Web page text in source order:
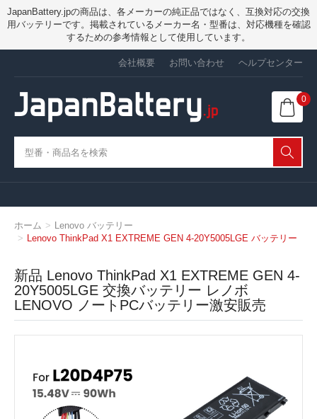
JapanBattery.jpの商品は、各メーカーの純正品ではなく、互換対応の交換
用バッテリーです。掲載されているメーカー名・型番は、対応機種を確認
するための参考情報として使用しています。
会社概要 お問い合わせ ヘルプセンター
0
ホーム
Lenovo バッテリー
Lenovo ThinkPad X1 EXTREME GEN 4-20Y5005LGE バッテリー
新品 Lenovo ThinkPad X1 EXTREME GEN 4-
20Y5005LGE 交換バッテリー レノボ
LENOVO ノートPCバッテリー激安販売